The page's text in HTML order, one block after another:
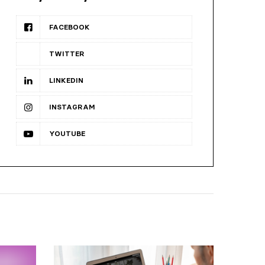
FACEBOOK
TWITTER
LINKEDIN
INSTAGRAM
YOUTUBE